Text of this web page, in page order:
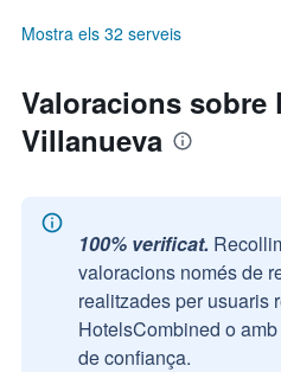
Mostra els 32 serveis
Valoracions sobre
Villanueva
100% verificat.
valoracions només de
realitzades per usuaris
HotelsCombined o
de confiança.